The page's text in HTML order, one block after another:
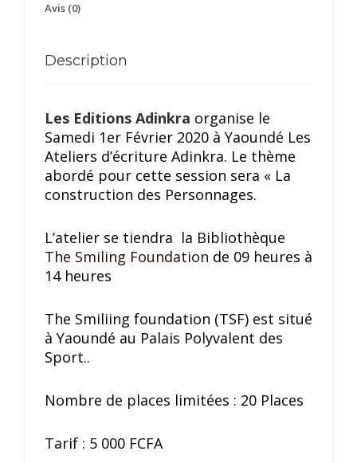
Avis (0)
Description
Les Editions Adinkra organise le
Samedi 1er Février 2020 à Yaoundé Les
Ateliers d’écriture Adinkra. Le thème
abordé pour cette session sera « La
construction des Personnages.
L’atelier se tiendra la Bibliothèque
The Smiling Foundation de 09 heures à
14 heures
The Smiliing foundation (TSF) est situé
à Yaoundé au Palais Polyvalent des
Sport..
Nombre de places limitées : 20 Places
Tarif : 5 000 FCFA